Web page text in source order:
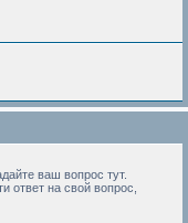
ваш вопрос тут.
ответ на свой вопрос,